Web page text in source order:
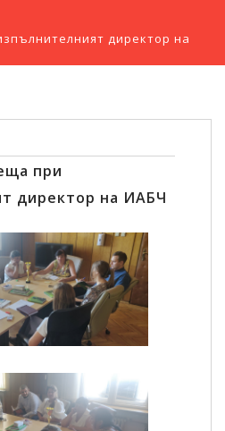
директор на
при
директор на ИАБЧ